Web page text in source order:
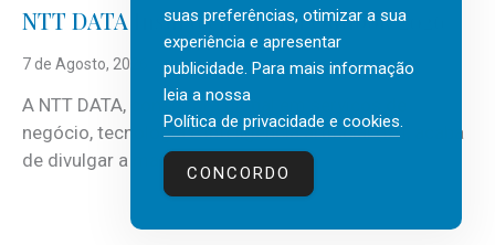
NTT DATA Insurtech Global Outlook 2026
7 de Agosto, 2026
A NTT DATA, consultora global em serviços de
negócio, tecnologia e inteligência artificial (IA), acaba
de divulgar a mais recente...
suas preferências, otimizar a sua
experiência e apresentar
publicidade. Para mais informação
leia a nossa
Política de privacidade e cookies.
CONCORDO